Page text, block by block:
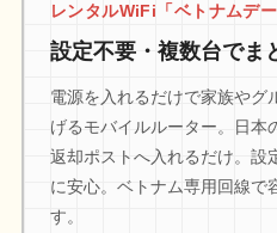
レンタルWiFi「ベトナムデー
設定不要・複数台でま
電源を入れるだけで家族やグ
げるモバイルルーター。日本
返却ポストへ入れるだけ。設
に安心。ベトナム専用回線で
す。